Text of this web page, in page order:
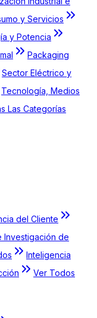
y Servicios
y Potencia
Packaging
Sector Eléctrico y
Tecnología, Medios
Las Categorías
del Cliente
Investigación de
Inteligencia
Ver Todos